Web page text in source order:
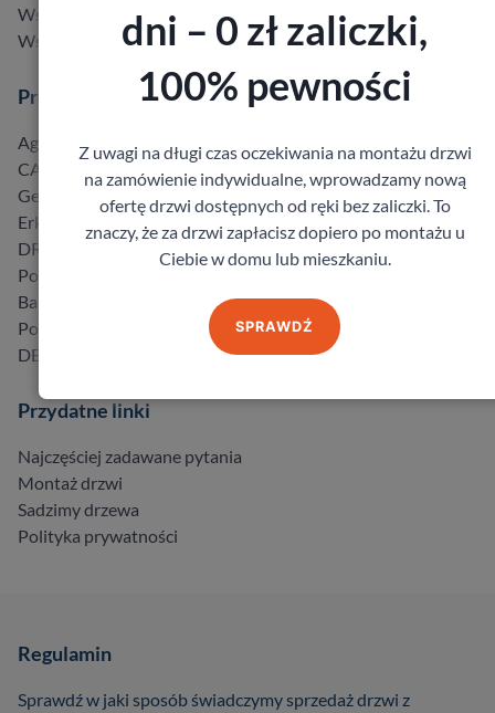
Wszystkie produkty
Wszyscy producenci
Producenci
Agmar
CAL
Gerda
Erkado
DRE
Porta
Barański
Pol-Skone
DELTA
Przydatne linki
Najczęściej zadawane pytania
Montaż drzwi
Sadzimy drzewa
Polityka prywatności
Regulamin
Sprawdź w jaki sposób świadczymy sprzedaż drzwi z
dni – 0 zł zaliczki,
100% pewności
Z uwagi na długi czas oczekiwania na montażu drzwi
na zamówienie indywidualne, wprowadzamy nową
ofertę drzwi dostępnych od ręki bez zaliczki. To
znaczy, że za drzwi zapłacisz dopiero po montażu u
Ciebie w domu lub mieszkaniu.
SPRAWDŹ